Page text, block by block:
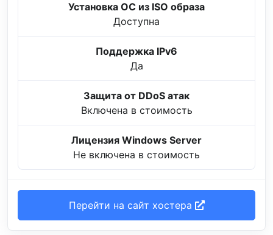
Установка ОС из ISO образа
Доступна
Поддержка IPv6
Да
Защита от DDoS атак
Включена в стоимость
Лицензия Windows Server
Не включена в стоимость
Перейти на сайт хостера